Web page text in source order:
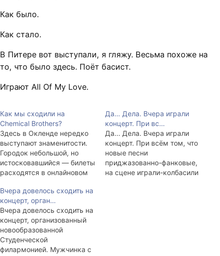
Как было.
Как стало.
В Питере вот выступали, я гляжу. Весьма похоже на
то, что было здесь. Поёт басист.
Играют All Of My Love.
Как мы сходили на
Chemical Brothers?
Здесь в Окленде нередко
выступают знаменитости.
Городок небольшой, но
истосковавшийся — билеты
расходятся в онлайновом
несколько минут, как было
в случае с Linkin Park'ом.
Кажется, в сентябре мы
приобрели билеты на
февральский концерт
Chemical Brothers. Действо
началось с опозданием в
Да… Дела. Вчера играли
концерт. При вс…
Да... Дела. Вчера играли
концерт. При всём том, что
новые песни
приджазованно-фанковые,
на сцене играли-колбасили
Вчера довелось сходить на
концерт, орган…
Вчера довелось сходить на
концерт, организованный
новообразованной
Студенческой
филармонией. Мужчинка с